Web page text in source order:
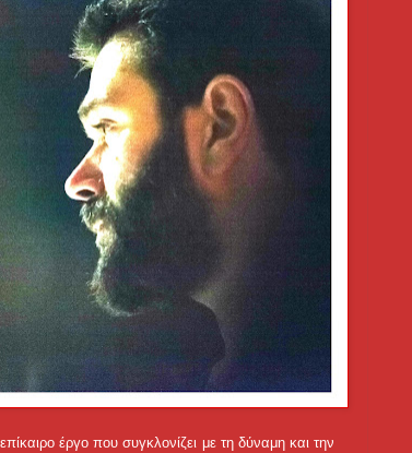
έργο που συγκλονίζει με τη δύναμη και την